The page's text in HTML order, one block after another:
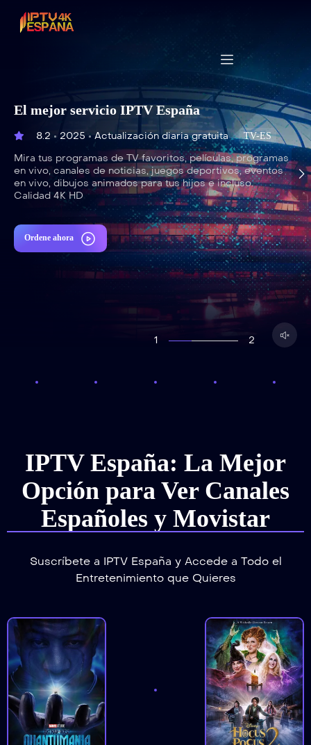
El mejor servicio IPTV España
8.2 2025 Actualización diaria gratuita TV-ES
Mira tus programas de TV favoritos, películas, programas
en vivo, canales de noticias, juegos deportivos, eventos
en vivo, dibujos animados para tus hijos e incluso.
Calidad 4K HD
Ordene ahora
1 2
IPTV España: La Mejor
Opción para Ver Canales
Españoles y Movistar
Suscríbete a IPTV España y Accede a Todo el
Entretenimiento que Quieres